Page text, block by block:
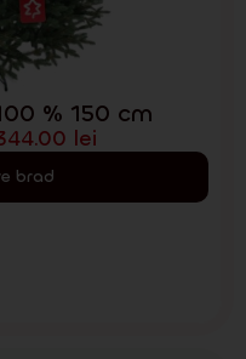
% 150 cm
lei
brad